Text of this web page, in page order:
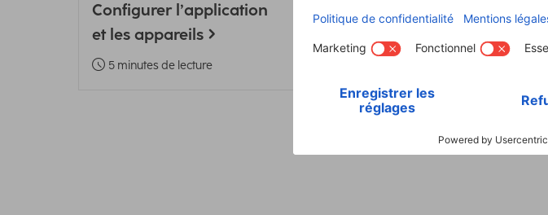
Configurer l’application
et les appareils
5 minutes de lecture
Hama Smart Home -